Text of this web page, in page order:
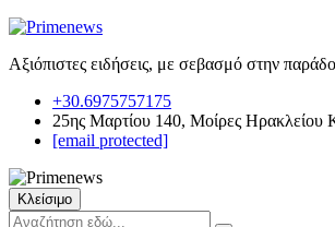
Αξιόπιστες ειδήσεις, με σεβασμό στην
+30.6975757175
25ης Μαρτίου 140, Μοίρες Ηρακλείου
[email protected]
Κλείσιμο